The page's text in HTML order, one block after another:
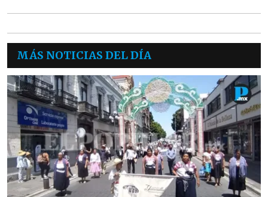
MÁS NOTICIAS DEL DÍA